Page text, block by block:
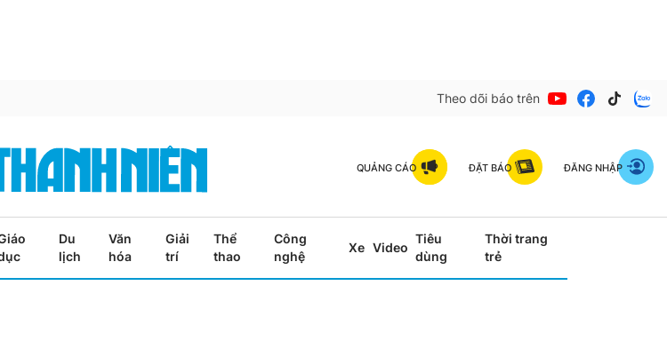
Theo dõi báo trên
QUẢNG CÁO ĐẶT BÁO ĐĂNG NHẬP
Du
lịch
Văn
hóa
Giải
trí
Thể
thao
Công
nghệ
Xe Video
Tiêu
dùng
Thời trang
trẻ